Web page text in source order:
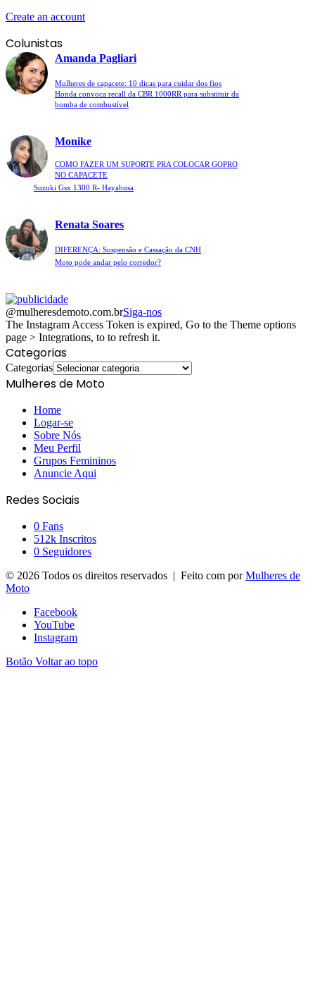
Create an account
Colunistas
Amanda Pagliari
Mulheres de capacete: 10 dicas para cuidar dos fios
Honda convoca recall da CBR 1000RR para substituir da
bomba de combustível
Monike
COMO FAZER UM SUPORTE PRA COLOCAR GOPRO
NO CAPACETE
Suzuki Gsx 1300 R- Hayabusa
Renata Soares
DIFERENÇA: Suspensão e Cassação da CNH
Moto pode andar pelo corredor?
@mulheresdemoto.com.brSiga-nos
The Instagram Access Token is expired, Go to the Theme options
page > Integrations, to to refresh it.
Categorias
Categorias
Mulheres de Moto
Home
Logar-se
Sobre Nós
Meu Perfil
Grupos Femininos
Anuncie Aqui
Redes Sociais
0 Fans
512k Inscritos
0 Seguidores
© 2026 Todos os direitos reservados | Feito com porMulheres de
Moto
Facebook
YouTube
Instagram
Botão Voltar ao topo